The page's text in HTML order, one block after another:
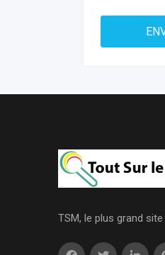
TSM, le plus grand